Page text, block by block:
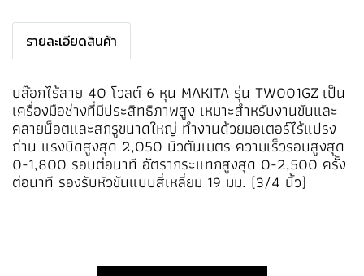
รายละเอียดสินค้า
บล๊อกไร้สาย 40 โวลต์ 6 หุน MAKITA รุ่น TW001GZ เป็น
เครื่องมือช่างที่มีประสิทธิภาพสูง เหมาะสำหรับงานขันและ
คลายน็อตและสกรูขนาดใหญ่ ทำงานด้วยมอเตอร์ไร้แปรง
ถ่าน แรงบิดสูงสุด 2,050 นิวตันเมตร ความเร็วรอบสูงสุด
0-1,800 รอบต่อนาที อัตรากระแทกสูงสุด 0-2,500 ครั้ง
ต่อนาที รองรับหัวขันแบบสี่เหลี่ยม 19 มม. (3/4 นิ้ว)